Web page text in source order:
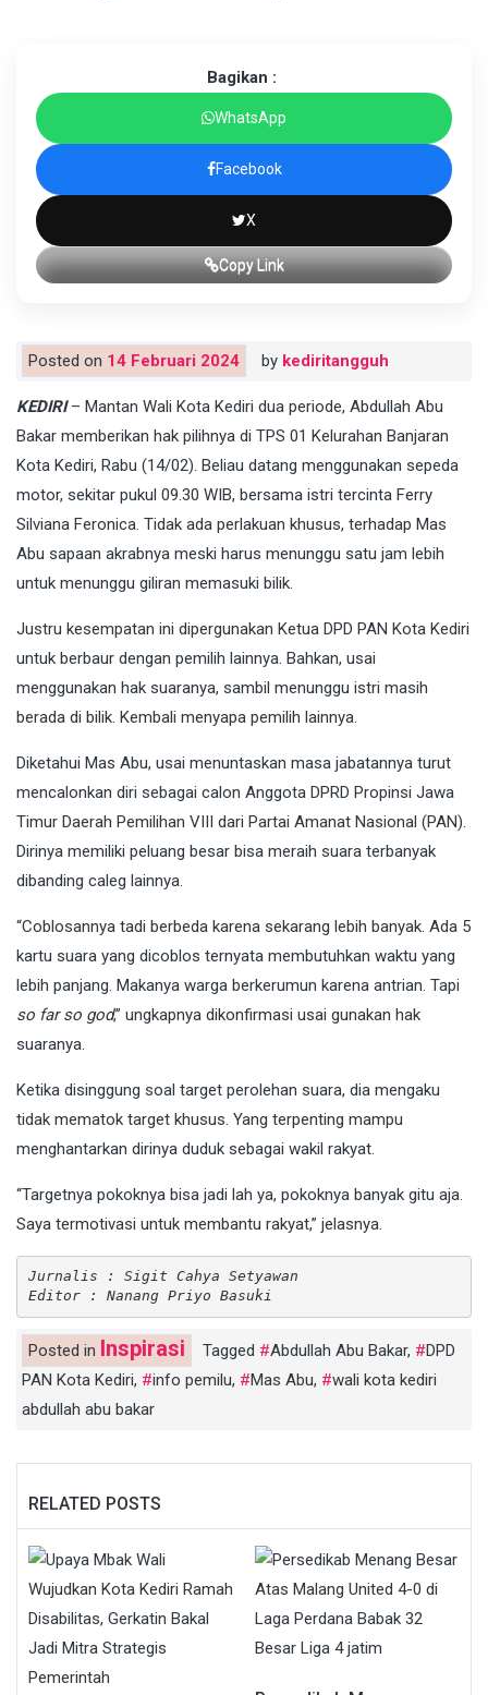
Bagikan :
WhatsApp
Facebook
X
Copy Link
Posted on 14 Februari 2024 by kediritangguh
KEDIRI– Mantan Wali Kota Kediri dua periode, Abdullah Abu
Bakar memberikan hak pilihnya di TPS 01 Kelurahan Banjaran
Kota Kediri, Rabu (14/02). Beliau datang menggunakan sepeda
motor, sekitar pukul 09.30 WIB, bersama istri tercinta Ferry
Silviana Feronica. Tidak ada perlakuan khusus, terhadap Mas
Abu sapaan akrabnya meski harus menunggu satu jam lebih
untuk menunggu giliran memasuki bilik.
Justru kesempatan ini dipergunakan Ketua DPD PAN Kota Kediri
untuk berbaur dengan pemilih lainnya. Bahkan, usai
menggunakan hak suaranya, sambil menunggu istri masih
berada di bilik. Kembali menyapa pemilih lainnya.
Diketahui Mas Abu, usai menuntaskan masa jabatannya turut
mencalonkan diri sebagai calon Anggota DPRD Propinsi Jawa
Timur Daerah Pemilihan VIII dari Partai Amanat Nasional (PAN).
Dirinya memiliki peluang besar bisa meraih suara terbanyak
dibanding caleg lainnya.
“Coblosannya tadi berbeda karena sekarang lebih banyak. Ada 5
kartu suara yang dicoblos ternyata membutuhkan waktu yang
lebih panjang. Makanya warga berkerumun karena antrian. Tapi
so far so god,” ungkapnya dikonfirmasi usai gunakan hak
suaranya.
Ketika disinggung soal target perolehan suara, dia mengaku
tidak mematok target khusus. Yang terpenting mampu
menghantarkan dirinya duduk sebagai wakil rakyat.
“Targetnya pokoknya bisa jadi lah ya, pokoknya banyak gitu aja.
Saya termotivasi untuk membantu rakyat,” jelasnya.
Jurnalis : Sigit Cahya Setyawan
Editor : Nanang Priyo Basuki
Posted in Inspirasi Tagged Abdullah Abu Bakar,
DPD
PAN Kota Kediri, info pemilu, Mas Abu,
wali kota kediri
abdullah abu bakar
RELATED POSTS